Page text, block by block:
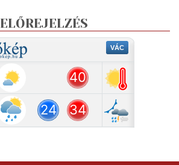
ELŐREJELZÉS